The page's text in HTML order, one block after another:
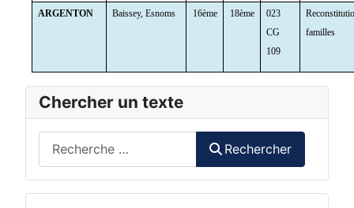
Chercher un texte
Rechercher
ARGENTON Baissey, Esnoms 16ème 18ème
023
CG
109
familles